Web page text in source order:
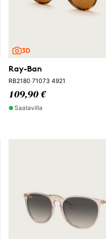
Ray-Ban
RB2180 71073 4921
109,90 €
Saatavilla